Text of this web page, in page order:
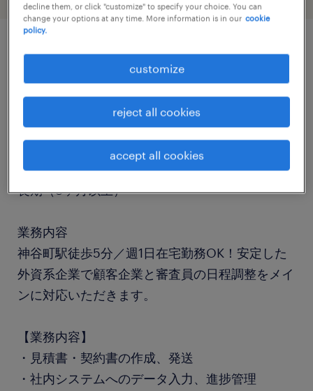
営業事務
勤務期間
長期（3ヶ月以上）
業務内容
神谷町駅徒歩5分／週1日在宅勤務OK！安定した
外資系企業で顧客企業と審査員の日程調整をメイ
ンに対応いただきます。
【業務内容】
・見積書・契約書の作成、発送
・社内システムへのデータ入力、進捗管理
decline them, or click "customize" to specify your choice. You can
change your options at any time. More information is in our cookie
policy.
customize
reject all cookies
accept all cookies